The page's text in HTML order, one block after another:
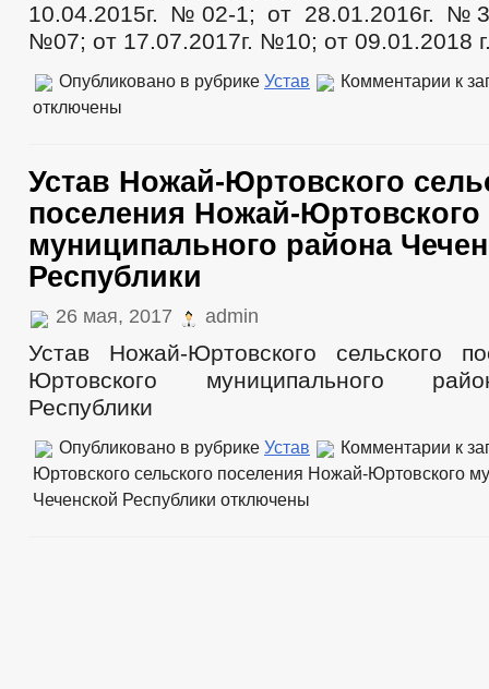
10.04.2015г. №02-1; от 28.01.2016г.
№07; от 17.07.2017г. №10; от 09.01.2018
Опубликовано в рубрике Устав Комментарии к
отключены
Устав Ножай-Юртовского
поселения Ножай-Юртовского
муниципального района
Республики
26 мая, 2017 admin
Устав Ножай-Юртовского сельского
Юртовского муниципального
Республики
Опубликовано в рубрике Устав Комментарии к
Юртовского сельского поселения Ножай-Юртовского
Чеченской Республики отключены